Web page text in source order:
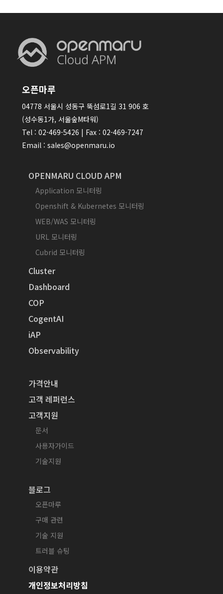
오픈마루
04778 서울시 성동구 뚝섬로1길 31 906 호
(성수동1가, 서울숲M타워)
Tel : 02-469-5426 | Fax : 02-469-7247
Email : sales@openmaru.io
OPENMARU CLOUD APM
Application 모니터링
Openshift & Kubernetes 모니터링
WEB/WAS 모니터링
URL 모니터링
Cubrid 모니터링
Cluster
Dashboard
COP
CogentAI
iAP
Observability
가격안내
고객 레퍼런스
고객지원
문서
사용자가이드
기술지원
블로그
오픈마루
구매 관련
기술 지원
트러블 슈팅
이용약관
개인정보처리방침